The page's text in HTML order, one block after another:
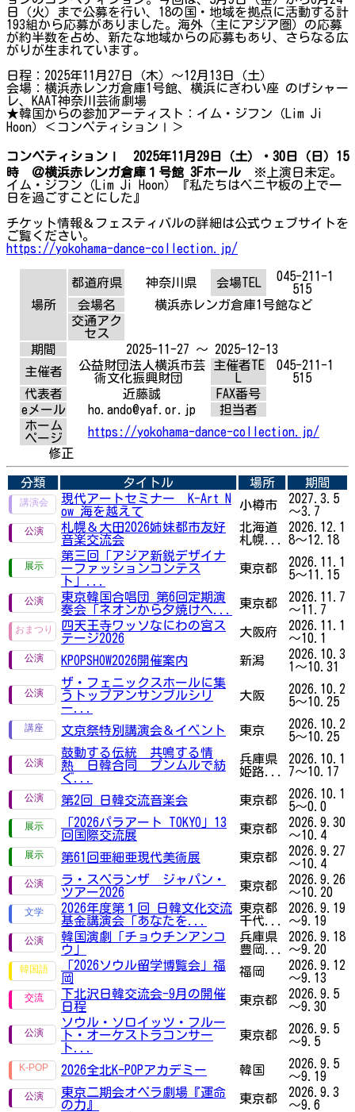
日（火）まで公募を行い、18の国・地域を拠点に活動する計
193組から応募がありました。海外（主にアジア圏）の応募
が約半数を占め、新たな地域からの応募もあり、さらなる広
がりが生まれています。
日程：2025年11月27日（木）～12月13日（土）
会場：横浜赤レンガ倉庫1号館、横浜にぎわい座 のげシャー
レ、KAAT神奈川芸術劇場
★韓国からの参加アーティスト：イム・ジフン（Lim Ji
Hoon）＜コンペティションⅠ＞
コンペティションⅠ 2025年11月29日（土）・30日（日）15
時 ＠横浜赤レンガ倉庫１号館 3Fホール
※上演日未定。
イム・ジフン（Lim Ji Hoon）『私たちはベニヤ板の上で一
日を過ごすことにした』
チケット情報＆フェスティバルの詳細は公式ウェブサイトを
ご覧ください。
https://yokohama-dance-collection.jp/
場所
都道府県 神奈川県 会場TEL
045-211-1
515
会場名
横浜赤レンガ倉庫1号館など
交通アク
セス
期間
2025-11-27 ～ 2025-12-13
主催者
公益財団法人横浜市芸
術文化振興財団
主催者TE
045-211-1
515
代表者
近藤誠
FAX番号
eメール
ho.ando@yaf.or.jp
担当者
ホーム
ページ
https://yokohama-dance-collection.jp/
修正
分類 タイトル 場所
期間
現代アートセミナー K-Art N
ow 海を越えて
小樽市
2027.3.5
～3.7
札幌＆大田2026姉妹都市友好
音楽交流会
北海道
札幌...
2026.12.1
8～12.18
第三回「アジア新鋭デザイナ
ーファッションコンテス
ト」...
東京都
2026.11.1
5～11.15
東京韓国合唱団 第6回定期演
奏会「ネオンから夕焼けへ...
東京都
2026.11.7
～11.7
四天王寺ワッソなにわの宮ス
テージ2026
大阪府
2026.11.1
～10.1
KPOPSHOW2026開催案内
新潟
2026.10.3
1～10.31
ザ・フェニックスホールに集
うトップアンサンブルシリ
ー...
大阪
2026.10.2
5～10.25
文京祭特別講演会＆イベント 東京
2026.10.2
5～10.25
鼓動する伝統 共鳴する情
熱 日韓合同 プンムルで紡
ぐ...
兵庫県
姫路...
2026.10.1
7～10.17
第2回 日韓交流音楽会 東京都
2026.10.1
5～0.0
「2026パラアート TOKYO」13
回国際交流展
東京都
2026.9.30
～10.4
第61回亜細亜現代美術展
東京都
2026.9.27
～10.4
ラ・スペランザ ジャパン・
ツアー2026
東京都
2026.9.26
～10.20
2026年度第１回 日韓文化交流
基金講演会「あなたを...
東京都
千代...
2026.9.19
～9.19
韓国演劇「チョウチンアンコ
ウ」
兵庫県
豊岡...
2026.9.18
～9.20
「2026ソウル留学博覧会」福
岡
福岡
2026.9.12
～9.13
下北沢日韓交流会-9月の開催
日程
東京都
2026.9.5
～9.30
ソウル・ソロイッツ・フルー
ト・オーケストラコンサー
ト...
東京都
2026.9.5
～9.5
2026全北K-POPアカデミー 韓国
2026.9.5
～9.19
東京二期会オペラ劇場『運命
の力』
東京都
2026.9.3
～9.6